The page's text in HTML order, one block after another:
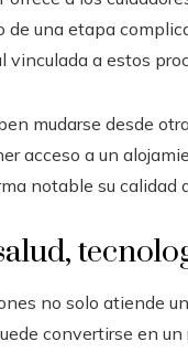
una etapa
a estos
mudarse desde
acceso a un
notable su
no solo atiende
convertirse en